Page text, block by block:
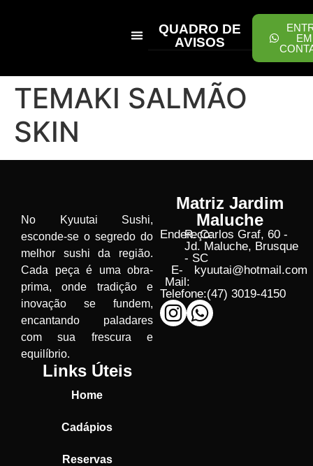
QUADRO DE
AVISOS
EM
TEMAKI SALMÃO
SKIN
No Kyuutai Sushi,
esconde-se o segredo do
melhor sushi da região.
Cada peça é uma obra-
prima, onde tradição e
inovação se fundem,
encantando paladares
com sua frescura e
equilíbrio.
Links Úteis
Home
Cadápios
Reservas
Matriz Jardim
Maluche
Endereço:
R. Carlos Graf, 60 -
Jd. Maluche, Brusque
- SC
E-
Mail:
kyuutai@hotmail.com
Telefone:(47) 3019-4150